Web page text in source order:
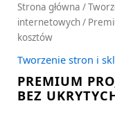
Strona główna /
internetowych/
kosztów
Tworzenie stron i
PREMIUM
BEZ